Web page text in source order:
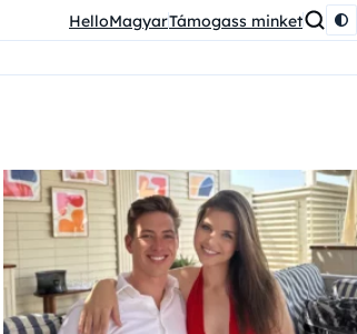
HelloMagyarTámogass minket